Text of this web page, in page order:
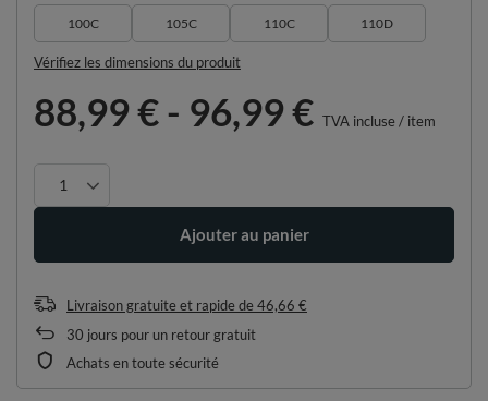
100C 105C 110C 110D
Vérifiez les dimensions du produit
88,99 €- 96,99 € TVA incluse/ item
Ajouter au panier
Livraison gratuite et rapidede46,66 €
30 jours pour un retour gratuit
Achats en toute sécurité